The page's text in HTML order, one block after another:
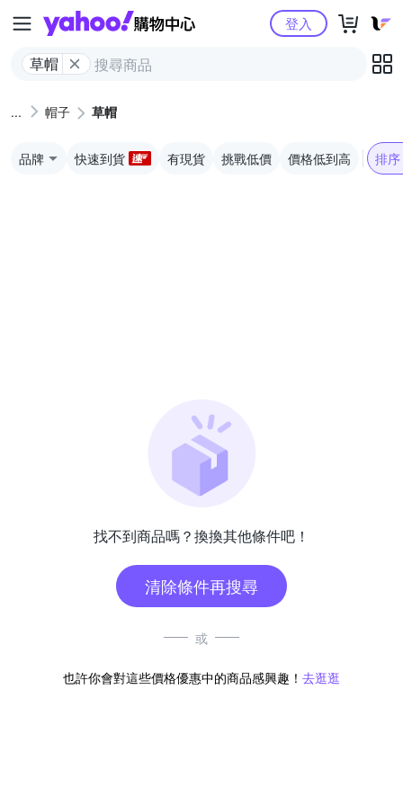
Yahoo購物中心
草帽
登入
帽子 草帽
品牌 快速到貨 有現貨 挑戰低價 價格低到高 排序
找不到商品嗎？換換其他條件吧！
清除條件再搜尋
或
也許你會對這些價格優惠中的商品感興趣！ 去逛逛